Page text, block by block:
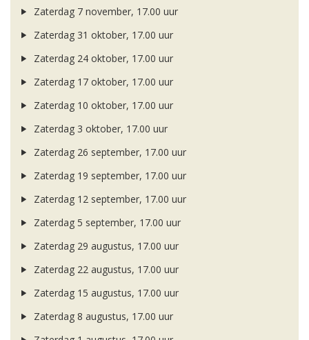
Zaterdag 7 november, 17.00 uur
Zaterdag 31 oktober, 17.00 uur
Zaterdag 24 oktober, 17.00 uur
Zaterdag 17 oktober, 17.00 uur
Zaterdag 10 oktober, 17.00 uur
Zaterdag 3 oktober, 17.00 uur
Zaterdag 26 september, 17.00 uur
Zaterdag 19 september, 17.00 uur
Zaterdag 12 september, 17.00 uur
Zaterdag 5 september, 17.00 uur
Zaterdag 29 augustus, 17.00 uur
Zaterdag 22 augustus, 17.00 uur
Zaterdag 15 augustus, 17.00 uur
Zaterdag 8 augustus, 17.00 uur